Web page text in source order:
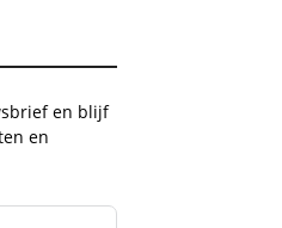
en blijf
en